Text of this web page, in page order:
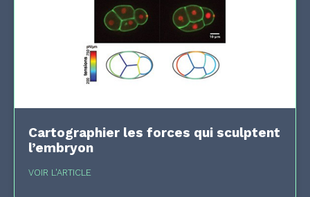
Cartographier les forces qui sculptent
l’embryon
VOIR L'ARTICLE